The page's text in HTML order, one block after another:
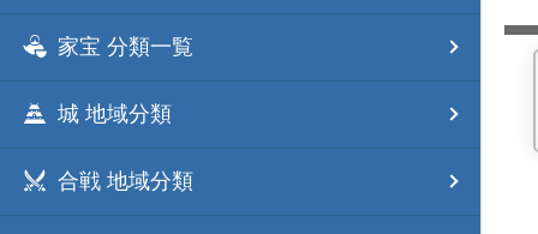
家宝 分類一覧
城 地域分類
合戦 地域分類